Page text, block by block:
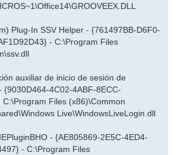
Plug-In SSV Helper - {761497BB-D6F0-
- C:\Program Files
auxiliar de inicio de sesión de
{9030D464-4C02-4ABF-8ECC-
Files (x86)\Common
Live\WindowsLiveLogin.dll
- {AE805869-2E5C-4ED4-
- C:\Program Files